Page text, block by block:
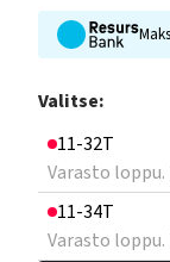
Valitse:
11-32T
Varasto
11-34T
Varasto